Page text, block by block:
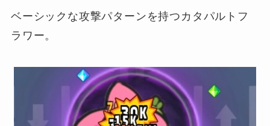
ベーシックな攻撃パターンを持つカタパルトフ
ラワー。